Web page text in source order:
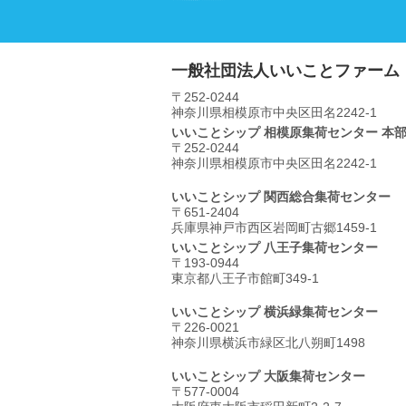
一般社団法人いいことファーム
〒252-0244
神奈川県相模原市中央区⽥名2242-1
いいことシップ 相模原集荷センター 本部
〒252-0244
神奈川県相模原市中央区⽥名2242-1
いいことシップ 関西総合集荷センター
〒651-2404
兵庫県神戸市西区岩岡町古郷1459-1
いいことシップ 八王子集荷センター
〒193-0944
東京都八王子市館町349-1
いいことシップ 横浜緑集荷センター
〒226-0021
神奈川県横浜市緑区北八朔町1498
いいことシップ 大阪集荷センター
〒577-0004